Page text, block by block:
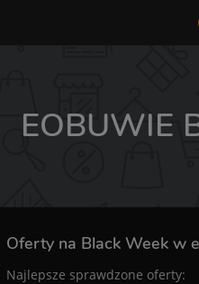
EOBUWIE
Oferty na Black Week w
Najlepsze sprawdzone oferty: